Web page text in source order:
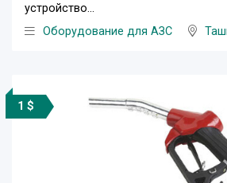
уcтройство...
Оборудование для АЗС
1 $